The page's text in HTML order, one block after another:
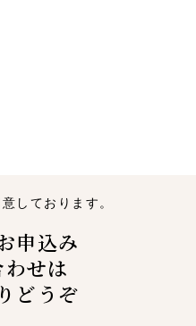
しております。
申込み
せは
どうぞ